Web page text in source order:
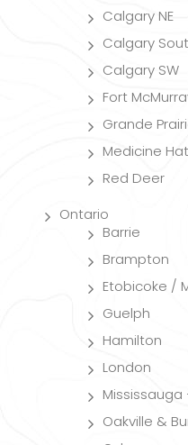
Calgary NE
Calgary
Calgary SW
Fort
Grande
Medicine Hat
Red Deer
Ontario
Barrie
Brampton
Etobicoke /
Guelph
Hamilton
London
Mississauga
Oakville &